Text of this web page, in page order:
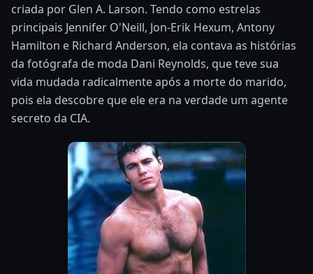
criada por Glen A. Larson. Tendo como estrelas
principais Jennifer O'Neill, Jon-Erik Hexum, Antony
Hamilton e Richard Anderson, ela contava as histórias
da fotógrafa de moda Dani Reynolds, que teve sua
vida mudada radicalmente após a morte do marido,
pois ela descobre que ele era na verdade um agente
secreto da CIA.